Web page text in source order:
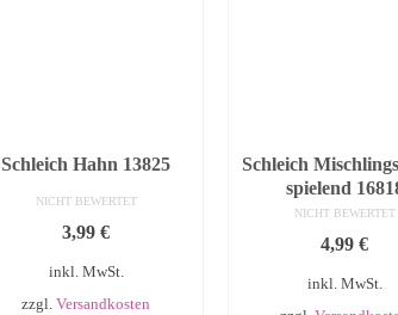
Schleich Hahn 13825
NICHT BEWERTET
3,99€
inkl. MwSt.
zzgl.Versandkosten
Schleich
spielend
NICHT BEWERTET
4,99€
inkl. MwSt.